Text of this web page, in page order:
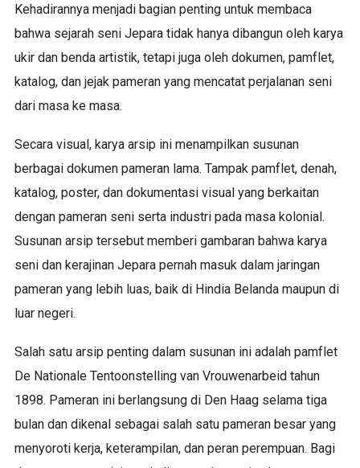
Kehadirannya menjadi bagian penting untuk membaca
bahwa sejarah seni Jepara tidak hanya dibangun oleh karya
ukir dan benda artistik, tetapi juga oleh dokumen, pamflet,
katalog, dan jejak pameran yang mencatat perjalanan seni
dari masa ke masa.
Secara visual, karya arsip ini menampilkan susunan
berbagai dokumen pameran lama. Tampak pamflet, denah,
katalog, poster, dan dokumentasi visual yang berkaitan
dengan pameran seni serta industri pada masa kolonial.
Susunan arsip tersebut memberi gambaran bahwa karya
seni dan kerajinan Jepara pernah masuk dalam jaringan
pameran yang lebih luas, baik di Hindia Belanda maupun di
luar negeri.
Salah satu arsip penting dalam susunan ini adalah pamflet
De Nationale Tentoonstelling van Vrouwenarbeid tahun
1898. Pameran ini berlangsung di Den Haag selama tiga
bulan dan dikenal sebagai salah satu pameran besar yang
menyoroti kerja, keterampilan, dan peran perempuan. Bagi